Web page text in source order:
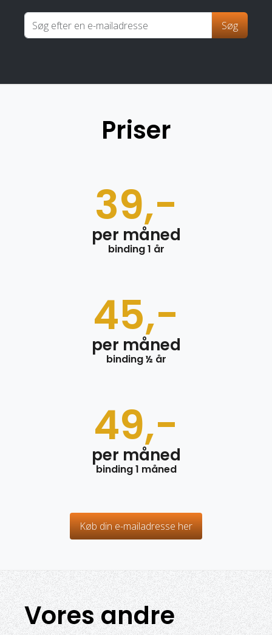
Søg
Priser
39,-
per måned
binding 1 år
45,-
per måned
binding ½ år
49,-
per måned
binding 1 måned
Køb din e-mailadresse her
Vores andre